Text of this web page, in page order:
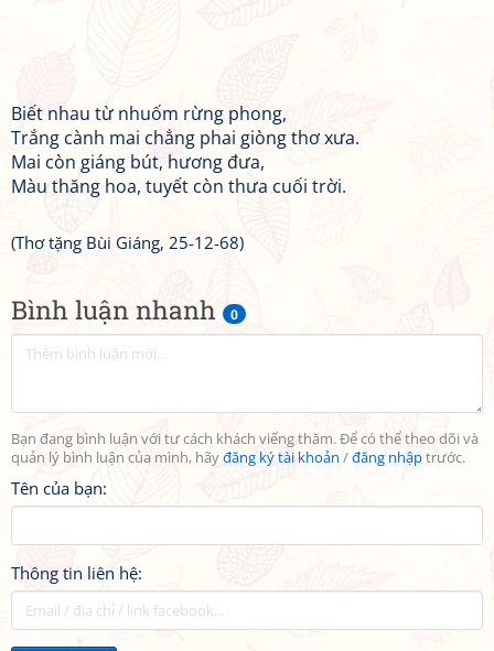
Bình luận nhanh 0
Bạn đang bình luận với tư cách khách viếng thăm. Để có thể theo dõi và
quản lý bình luận của mình, hãyđăng ký tài khoản /đăng nhậptrước.
Tên của bạn:
Thông tin liên hệ:
Biết nhau từ nhuốm rừng phong,
Trắng cành mai chẳng phai giòng thơ xưa.
Mai còn giáng bút, hương đưa,
Màu thăng hoa, tuyết còn thưa cuối trời.
(Thơ tặng Bùi Giáng, 25-12-68)